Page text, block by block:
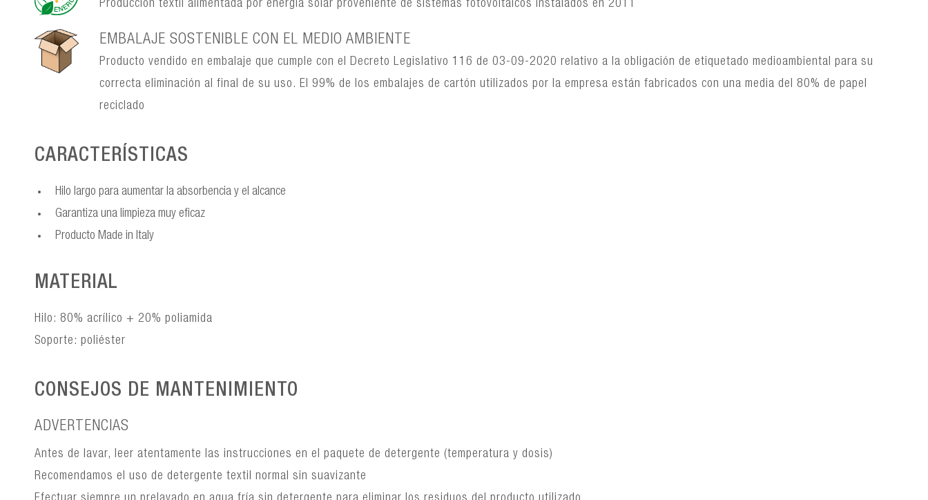
Producción textil alimentada por energía solar proveniente de sistemas fotovoltaicos instalados en 2011
EMBALAJE SOSTENIBLE CON EL MEDIO AMBIENTE
Producto vendido en embalaje que cumple con el Decreto Legislativo 116 de 03-09-2020 relativo a la obligación de etiquetado medioambiental para su
correcta eliminación al final de su uso. El 99% de los embalajes de cartón utilizados por la empresa están fabricados con una media del 80% de papel
reciclado
CARACTERÍSTICAS
Hilo largo para aumentar la absorbencia y el alcance
Garantiza una limpieza muy eficaz
Producto Made in Italy
MATERIAL
Hilo: 80% acrílico + 20% poliamida
Soporte: poliéster
CONSEJOS DE MANTENIMIENTO
ADVERTENCIAS
Antes de lavar, leer atentamente las instrucciones en el paquete de detergente (temperatura y dosis)
Recomendamos el uso de detergente textil normal sin suavizante